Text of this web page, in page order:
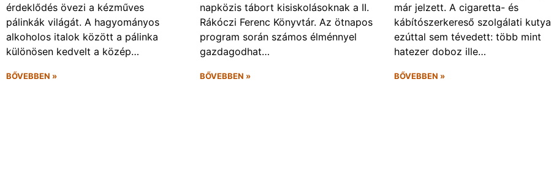
érdeklődés övezi a kézműves
pálinkák világát. A hagyományos
alkoholos italok között a pálinka
különösen kedvelt a közép…
BŐVEBBEN »
napközis tábort kisiskolásoknak a II.
Rákóczi Ferenc Könyvtár. Az ötnapos
program során számos élménnyel
gazdagodhat…
BŐVEBBEN »
már jelzett. A cigaretta- és
kábítószerkereső szolgálati kutya
ezúttal sem tévedett: több mint
hatezer doboz ille…
BŐVEBBEN »